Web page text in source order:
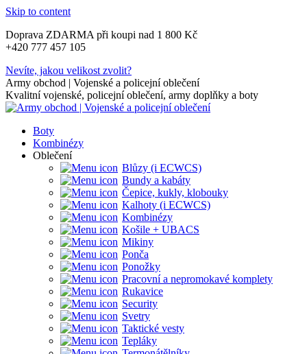
Skip to content
Doprava ZDARMA při koupi nad 1 800 Kč
+420 777 457 105
Nevíte, jakou velikost zvolit?
Army obchod | Vojenské a policejní oblečení
Kvalitní vojenské, policejní oblečení, army doplňky a boty
Boty
Kombinézy
Oblečení
Blůzy (i ECWCS)
Bundy a kabáty
Čepice, kukly, klobouky
Kalhoty (i ECWCS)
Kombinézy
Košile + UBACS
Mikiny
Ponča
Ponožky
Pracovní a nepromokavé komplety
Rukavice
Security
Svetry
Taktické vesty
Tepláky